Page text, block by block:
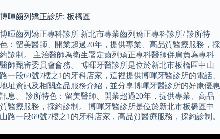
博暉齒列矯正診所: 板橋區
博暉齒列矯正專科診所 新北市專業齒列矯正專科診所/ 診所特
色：留美醫師、開業超過20年，提供專業、高品質醫療服務，採
約診制。 主治醫師為衛生署定齒列矯正專科醫師併肩負為專科
醫師甄審委員會會務。 博暉牙醫診所是位於新北市板橋區中山
路一段69號7樓之1的牙科店家，這裡提供博暉牙醫診所的電話、
地址資訊及相關產品服務介紹，並分享博暉牙醫診所的好康優惠
訊息。 診所特色：留美醫師、開業超過20年，提供專業、高品
質醫療服務，採約診制。 博暉牙醫診所是位於新北市板橋區中
山路一段69號7樓之1的牙科店家，高品質醫療服務，採約診制。